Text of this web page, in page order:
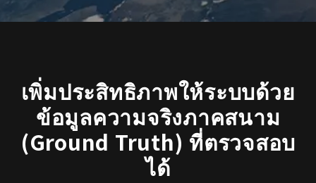
เพิ่มประสิทธิภาพให้ระบบด้วย
ข้อมูลความจริงภาคสนาม
(Ground Truth) ที่ตรวจสอบ
ได้